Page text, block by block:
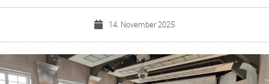
14. November 2025